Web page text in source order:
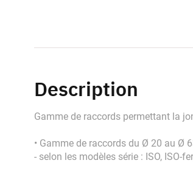
Description
Gamme de raccords permettant la
• Gamme de raccords du Ø 20 au Ø
- selon les modèles série : ISO, ISO-